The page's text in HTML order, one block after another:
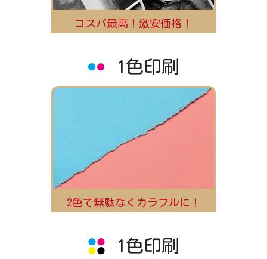
コスパ最高！激安価格！
1色印刷
2色で無駄なくカラフルに！
1色印刷